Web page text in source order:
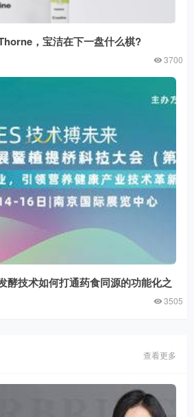
，宝洁在下一盘什么棋?
3700
酵技术如何打通药食同源的功能化之
3505
查看更多